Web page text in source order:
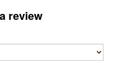
review